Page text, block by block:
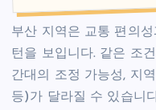
부산 지역은 교통 편의
턴을 보입니다. 같은 조
간대의 조정 가능성, 지
등)가 달라질 수 있습니